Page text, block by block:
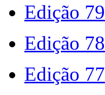
Edição 79
Edição 78
Edição 77